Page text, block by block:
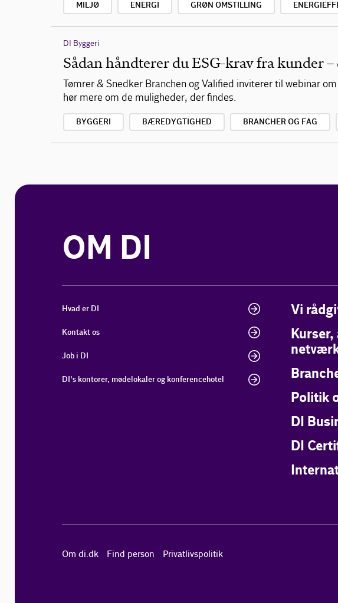
MILJØ ENERGI GRØN OMSTILLING
DI Byggeri
Sådan håndterer du ESG-krav fra kunder
Tømrer & Snedker Branchen og Valified inviterer til webinar
hør mere om de muligheder, der findes.
BYGGERI BÆREDYGTIGHED BRANCHER OG FAG
OM DI
Hvad er DI
Kontakt os
Job i DI
DI's kontorer, mødelokaler og konferencehotel
Vi
Politik
DI
DI
Om di.dk Find person Privatlivspolitik